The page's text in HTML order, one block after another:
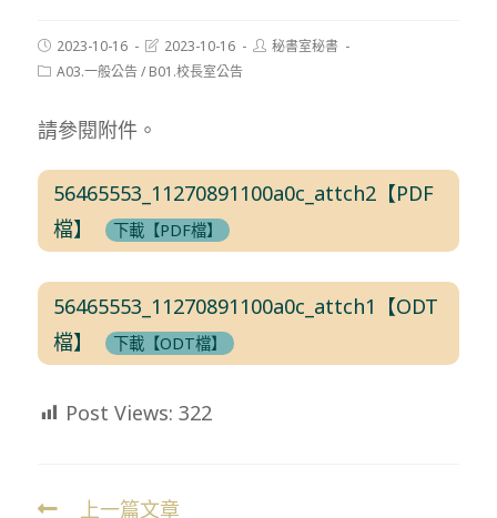
Post
published:
2023-10-16
Post
modified:
2023-10-16
Post秘書室秘書
PostA03.一般公告/ B01.校長室公告
請參閱附件。
56465553_11270891100a0c_attch2【PDF
檔】
下載【PDF檔】
56465553_11270891100a0c_attch1【ODT
檔】
下載【ODT檔】
Post Views: 322
上一篇文章